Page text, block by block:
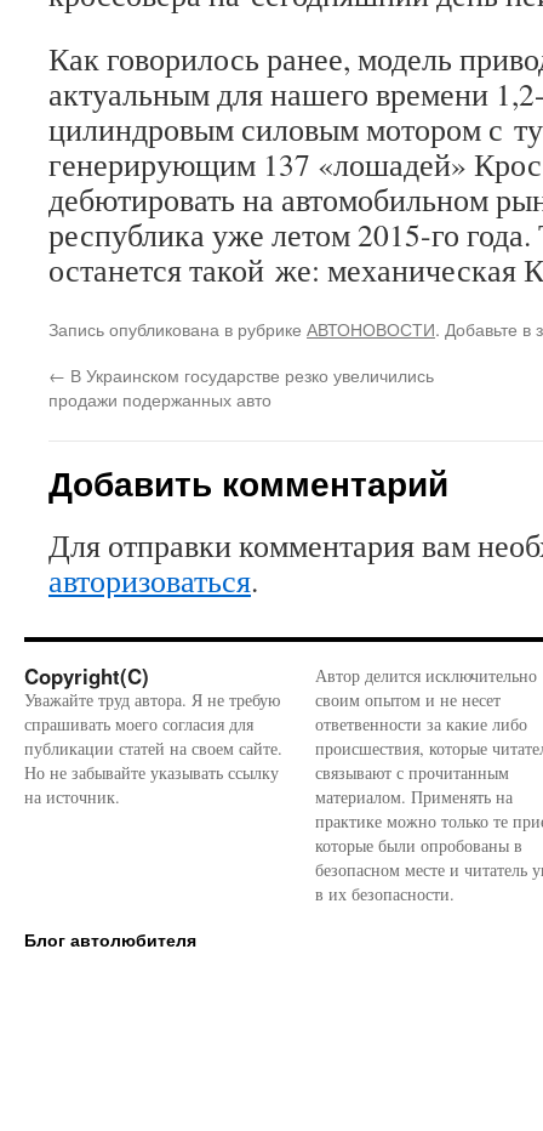
Как говорилось ранее, модель
актуальным для нашего времени
цилиндровым силовым мотором с
генерирующим 137 «лошадей»
дебютировать на автомобильном
республика уже летом 2015-го
останется такой же: механическая
Запись опубликована в рубрике АВТОНОВОСТИ. Добавьте в
← В Украинском государстве резко увеличились
продажи подержанных авто
Добавить комментарий
Для отправки комментария вам
авторизоваться.
Copyright(C)
Уважайте труд автора. Я не требую
спрашивать моего согласия для
публикации статей на своем сайте.
Но не забывайте указывать ссылку
на источник.
Автор делится исключительно
своим опытом и не несет
ответвенности за какие либо
происшествия, которые
связывают с прочитанным
материалом. Применять на
практике можно только те
которые были опробованы в
безопасном месте и читатель
в их безопасности.
Блог автолюбителя